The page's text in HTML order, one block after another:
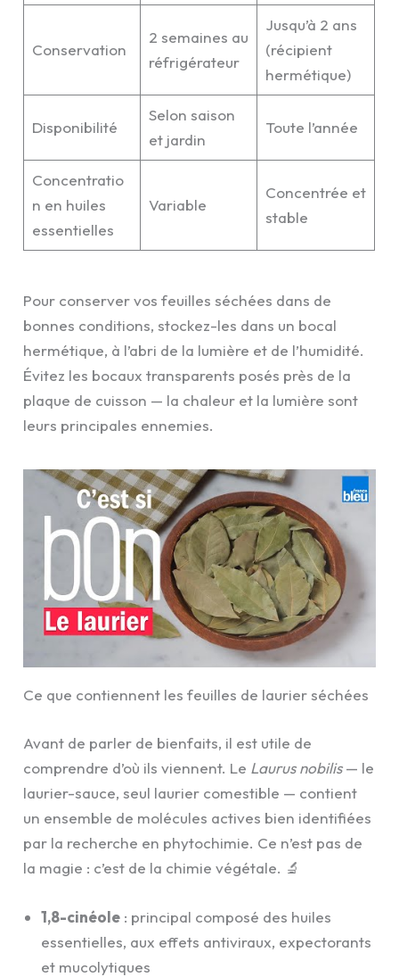
Conservation
2 semaines au
réfrigérateur
Jusqu’à 2 ans
(récipient
hermétique)
Disponibilité
Selon saison
et jardin
Toute l’année
Concentratio
n en huiles
essentielles
Variable
Concentrée et
stable
Pour conserver vos feuilles séchées dans de
bonnes conditions, stockez-les dans un bocal
hermétique, à l’abri de la lumière et de l’humidité.
Évitez les bocaux transparents posés près de la
plaque de cuisson — la chaleur et la lumière sont
leurs principales ennemies.
Ce que contiennent les feuilles de laurier séchées
Avant de parler de bienfaits, il est utile de
comprendre d’où ils viennent. Le Laurus nobilis— le
laurier-sauce, seul laurier comestible — contient
un ensemble de molécules actives bien identifiées
par la recherche en phytochimie. Ce n’est pas de
la magie : c’est de la chimie végétale. 🔬
1,8-cinéole : principal composé des huiles
essentielles, aux effets antiviraux, expectorants
et mucolytiques